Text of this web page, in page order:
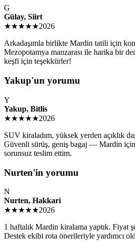
G
Gülay, Siirt
★★★★★2026
Arkadaşımla birlikte Mardin tatili için
Mezopotamya manzarası ile harika bir
keşfi için teşekkürler!
Yakup'un yorumu
Y
Yakup, Bitlis
★★★★★2026
SUV kiraladım, yüksek yerden açıklık
Güvenli sürüş, geniş bagaj — Mardin
sorunsuz teslim ettim.
Nurten'in yorumu
N
Nurten, Hakkari
★★★★★2026
1 haftalık Mardin kiralama yaptık. Fiyat
Destek ekibi rota önerileriyle yardımcı